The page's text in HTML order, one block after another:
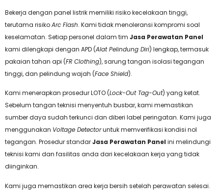
Bekerja dengan panel listrik memiliki risiko kecelakaan tinggi,
terutama risikoArc Flash. Kami tidak menoleransi kompromi soal
keselamatan. Setiap personel dalam tim Jasa Perawatan Panel
kami dilengkapi dengan APD (Alat Pelindung Diri) lengkap, termasuk
pakaian tahan api (FR Clothing), sarung tangan isolasi tegangan
tinggi, dan pelindung wajah (Face Shield).
Kami menerapkan prosedur LOTO (Lock-Out Tag-Out) yang ketat.
Sebelum tangan teknisi menyentuh busbar, kami memastikan
sumber daya sudah terkunci dan diberi label peringatan. Kami juga
menggunakan Voltage Detectoruntuk memverifikasi kondisi nol
tegangan. Prosedur standarJasa Perawatan Panel ini melindungi
teknisi kami dan fasilitas anda dari kecelakaan kerja yang tidak
diinginkan.
Kami juga memastikan area kerja bersih setelah perawatan selesai.